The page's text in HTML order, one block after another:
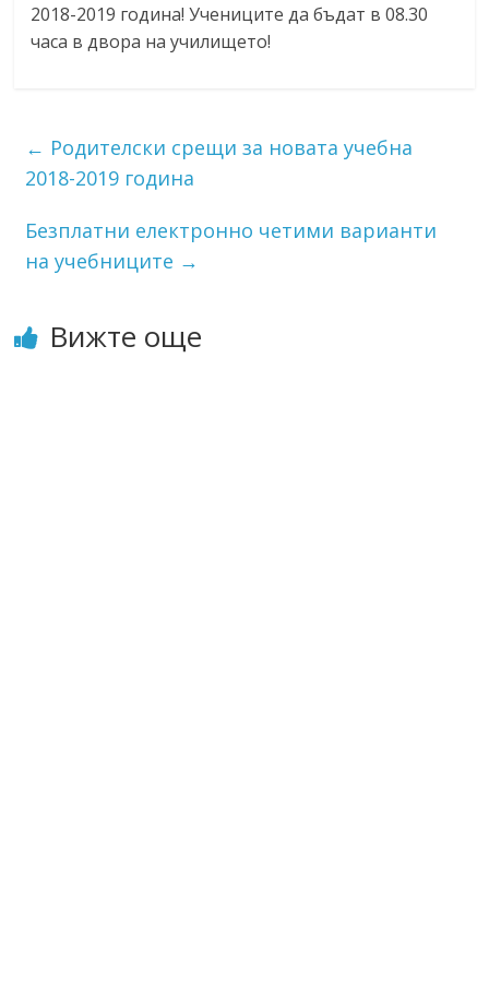
2018-2019 година! Учениците да бъдат в 08.30
часа в двора на училището!
← Родителски срещи за новата учебна
2018-2019 година
Безплатни електронно четими варианти
на учебниците →
Вижте още